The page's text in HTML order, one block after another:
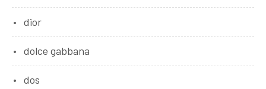
dior
dolce gabbana
dos